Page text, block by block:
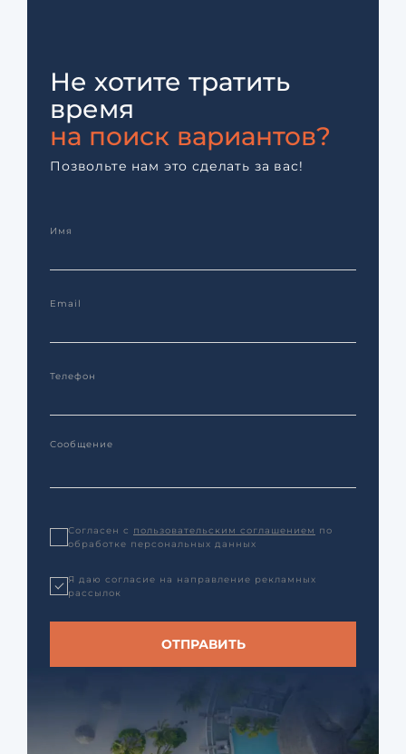
Не хотите тратить
время
на поиск вариантов?
Позвольте нам это сделать за вас!
Согласен с пользовательским соглашением по
обработке персональных данных
Я даю согласие на направление рекламных
рассылок